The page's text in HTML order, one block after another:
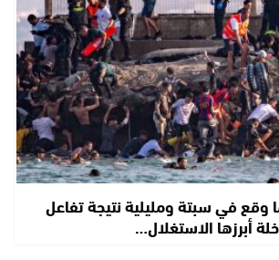
وقع في سبتة ومليلية نتيجة تفاعل
أبرزها الاستغلال…